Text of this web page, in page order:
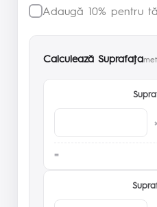
Adaugă 10% pentru
Calculează Suprafaţa